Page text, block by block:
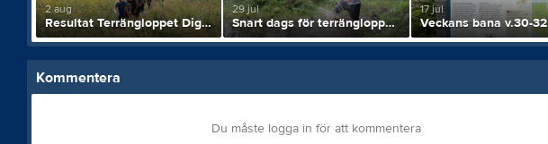
2 aug
Resultat Terrängloppet Digerdöden
29 jul
Snart dags för terrängloppet Digerdöden
17 jul
Veckans bana v.30-32
Kommentera
Du måste logga in för att kommentera